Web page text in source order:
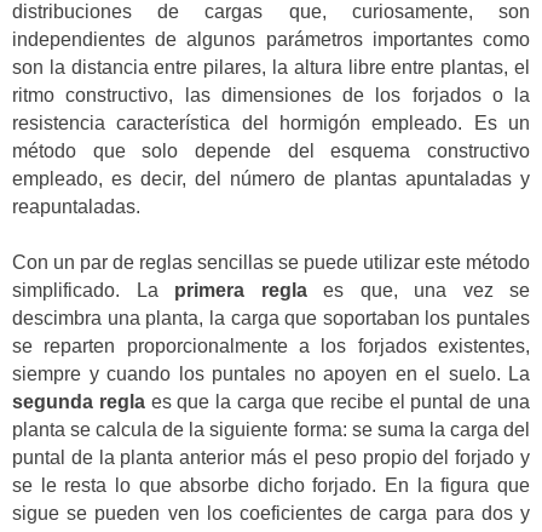
distribuciones de cargas que, curiosamente, son
independientes de algunos parámetros importantes como
son la distancia entre pilares, la altura libre entre plantas, el
ritmo constructivo, las dimensiones de los forjados o la
resistencia característica del hormigón empleado. Es un
método que solo depende del esquema constructivo
empleado, es decir, del número de plantas apuntaladas y
reapuntaladas.
Con un par de reglas sencillas se puede utilizar este método
simplificado. La primera reglaes que, una vez se
descimbra una planta, la carga que soportaban los puntales
se reparten proporcionalmente a los forjados existentes,
siempre y cuando los puntales no apoyen en el suelo. La
segunda reglaes que la carga que recibe el puntal de una
planta se calcula de la siguiente forma: se suma la carga del
puntal de la planta anterior más el peso propio del forjado y
se le resta lo que absorbe dicho forjado. En la figura que
sigue se pueden ven los coeficientes de carga para dos y